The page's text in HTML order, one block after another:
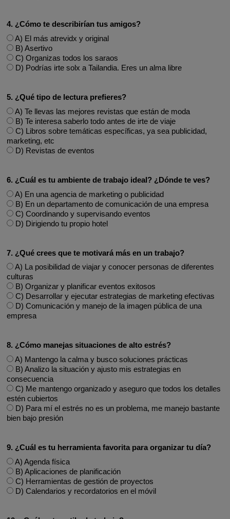
4. ¿Cómo te describirían tus amigos?
A) El más atrevidx y original
B) Asertivo
C) Organizas todos los saraos
D) Podrías irte solx a Tailandia. Eres un alma libre
5. ¿Qué tipo de lectura prefieres?
A) Te llevas las mejores revistas que están de moda
B) Te interesa saberlo todo antes de irte de viaje
C) Libros sobre temáticas específicas, ya sea publicidad,
marketing, etc
D) Revistas de eventos
6. ¿Cuál es tu ambiente de trabajo ideal? ¿Dónde te ves?
A) En una agencia de marketing o publicidad
B) En un departamento de comunicación de una empresa
C) Coordinando y supervisando eventos
D) Dirigiendo tu propio hotel
7. ¿Qué crees que te motivará más en un trabajo?
A) La posibilidad de viajar y conocer personas de diferentes
culturas
B) Organizar y planificar eventos exitosos
C) Desarrollar y ejecutar estrategias de marketing efectivas
D) Comunicación y manejo de la imagen pública de una
empresa
8. ¿Cómo manejas situaciones de alto estrés?
A) Mantengo la calma y busco soluciones prácticas
B) Analizo la situación y ajusto mis estrategias en
consecuencia
C) Me mantengo organizado y aseguro que todos los detalles
estén cubiertos
D) Para mí el estrés no es un problema, me manejo bastante
bien bajo presión
9. ¿Cuál es tu herramienta favorita para organizar tu día?
A) Agenda física
B) Aplicaciones de planificación
C) Herramientas de gestión de proyectos
D) Calendarios y recordatorios en el móvil